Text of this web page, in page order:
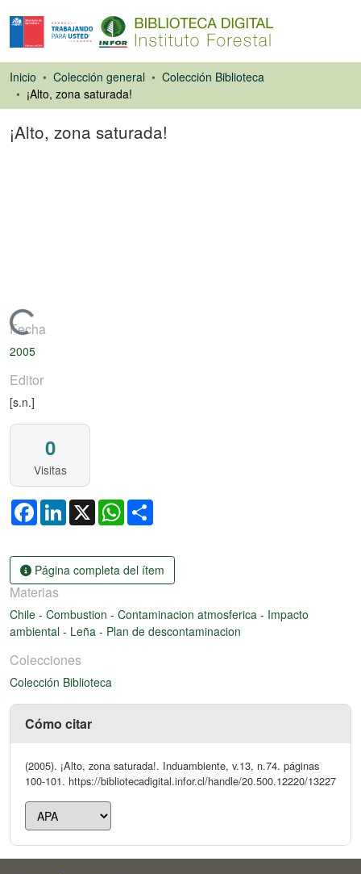
Inicio Colección general
Colección Biblioteca
¡Alto, zona saturada!
¡Alto, zona saturada!
Cargando...
Fecha
2005
Editor
[s.n.]
0
Visitas
FacebookLinkedIn
X WhatsApp
Página completa del ítem
Materias
Chile - Combustion - Contaminacion atmosferica - Impacto
ambiental - Leña - Plan de descontaminacion
Colecciones
Colección Biblioteca
Cómo citar
(2005). ¡Alto, zona saturada!. Induambiente, v.13, n.74. páginas
100-101. https://bibliotecadigital.infor.cl/handle/20.500.12220/13227